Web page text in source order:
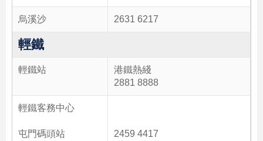
烏溪沙 2631 6217
輕鐵
輕鐵站
港鐵熱綫
2881 8888
輕鐵客務中心
屯門碼頭站
2459 4417